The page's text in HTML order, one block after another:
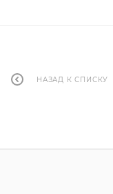
НАЗАД К СПИСКУ